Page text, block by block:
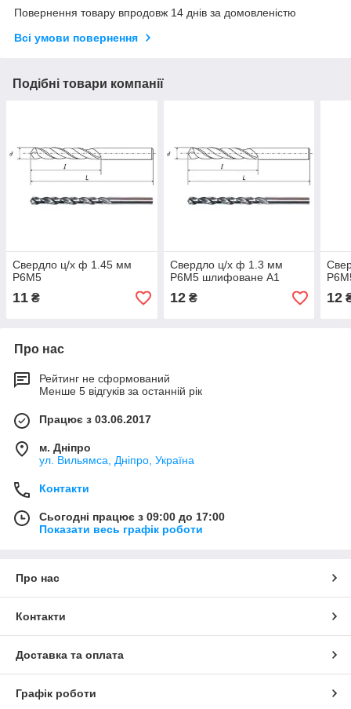
Повернення товару впродовж 14 днів за домовленістю
Всі умови повернення
Подібні товари компанії
Свердло ц/х ф 1.45 мм
Р6М5
11 ₴
Свердло ц/х ф 1.3 мм
Р6М5 шлифоване А1
12₴ 12
Про нас
Рейтинг не сформований
Менше 5 відгуків за останній рік
Працює з 03.06.2017
м. Дніпро
ул. Вильямса, Дніпро, Україна
Контакти
Сьогодні працює з 09:00 до 17:00
Показати весь графік роботи
Про нас
Контакти
Доставка та оплата
Графік роботи